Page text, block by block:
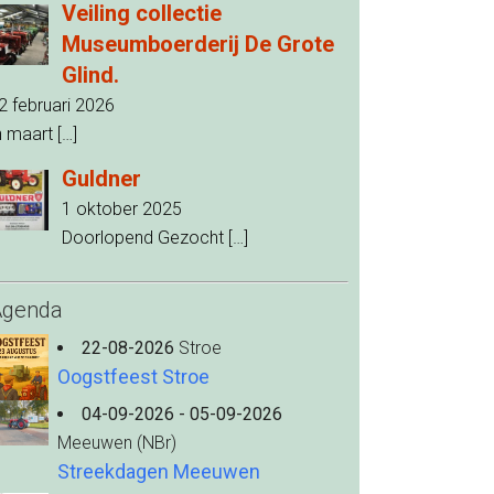
Veiling collectie
Museumboerderij De Grote
Glind.
februari 2026
maart […]
Guldner
1 oktober 2025
Doorlopend Gezocht […]
22-08-2026 Stroe
Oogstfeest Stroe
04-09-2026 - 05-09-2026
Meeuwen (NBr)
Streekdagen Meeuwen